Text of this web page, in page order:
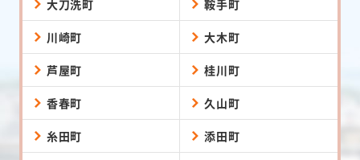
大刀洗町 鞍手町
川崎町 大木町
芦屋町 桂川町
香春町 久山町
糸田町 添田町